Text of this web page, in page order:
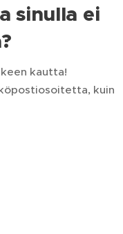
sinulla ei
kautta!
kuin